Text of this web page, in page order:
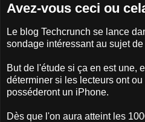
Avez-vous ceci ou
Le blog Techcrunch se lance
sondage intéressant au sujet
But de l'étude si ça en est une,
déterminer si les lecteurs ont ou
posséderont un iPhone.
Dès que l'on aura atteint les